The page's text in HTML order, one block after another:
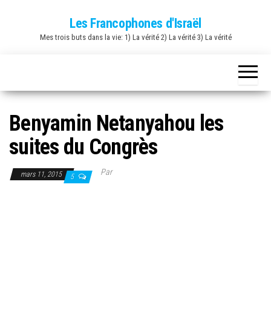
Les Francophones d'Israël
Mes trois buts dans la vie: 1) La vérité 2) La vérité 3) La vérité
Benyamin Netanyahou les
suites du Congrès
mars 11, 2015 5 Par